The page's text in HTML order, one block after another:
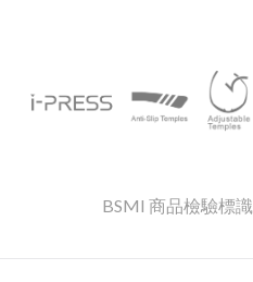
BSMI 商品檢驗標識